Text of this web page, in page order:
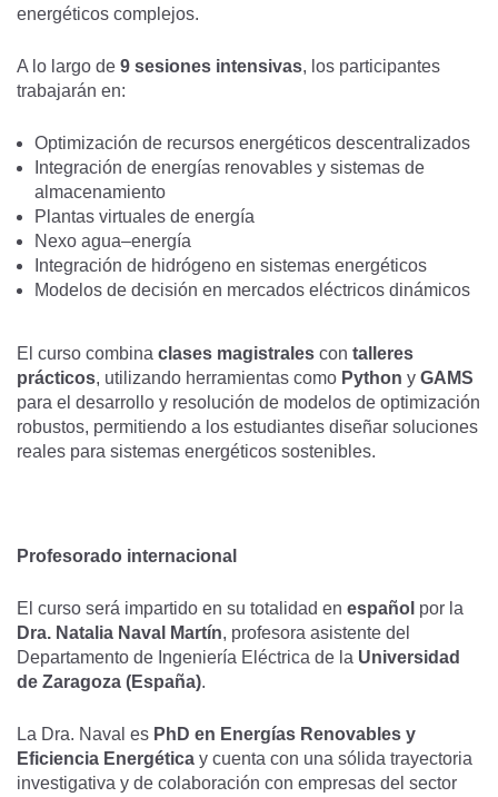
energéticos complejos.
A lo largo de 9 sesiones intensivas, los participantes
trabajarán en:
Optimización de recursos energéticos descentralizados
Integración de energías renovables y sistemas de
almacenamiento
Plantas virtuales de energía
Nexo agua–energía
Integración de hidrógeno en sistemas energéticos
Modelos de decisión en mercados eléctricos dinámicos
El curso combina clases magistrales con talleres
prácticos, utilizando herramientas como Python y GAMS
para el desarrollo y resolución de modelos de optimización
robustos, permitiendo a los estudiantes diseñar soluciones
reales para sistemas energéticos sostenibles.
Profesorado internacional
El curso será impartido en su totalidad en español por la
Dra. Natalia Naval Martín, profesora asistente del
Departamento de Ingeniería Eléctrica de la Universidad
de Zaragoza (España).
La Dra. Naval es PhD en Energías Renovables y
Eficiencia Energética y cuenta con una sólida trayectoria
investigativa y de colaboración con empresas del sector